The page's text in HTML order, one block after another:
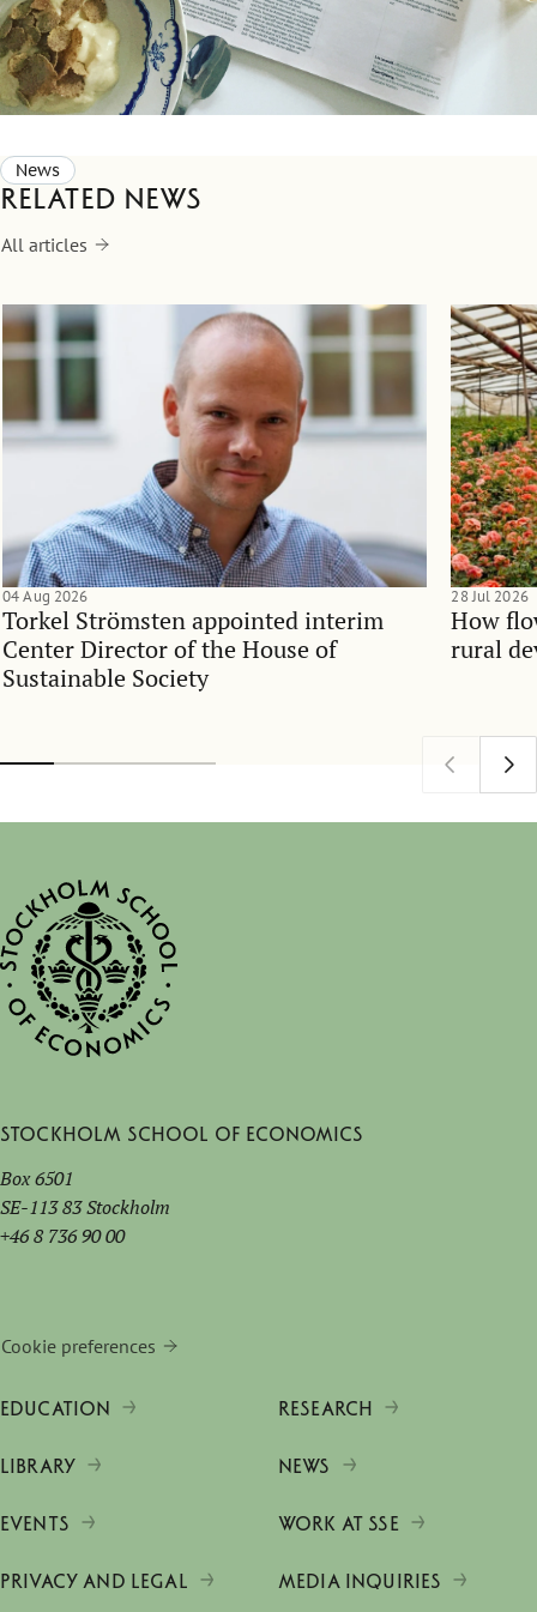
News
Related news
All articles
Torkel Strömsten appointed interim
Center Director of the House of
Sustainable Society
04 Aug 2026
How
rural
28 Jul 2026
Stockholm School of Economics
Box 6501
SE-113 83 Stockholm
+46 8 736 90 00
Cookie preferences
EDUCATION RESEARCH
LIBRARY NEWS
EVENTS WORK AT SSE
PRIVACY AND LEGAL MEDIA INQUIRIES